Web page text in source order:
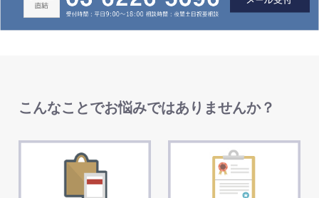
こんなことでお悩みではありませんか？